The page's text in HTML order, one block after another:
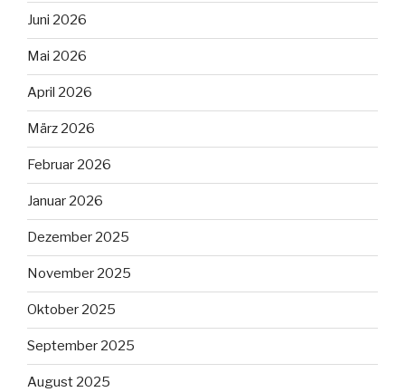
Juni 2026
Mai 2026
April 2026
März 2026
Februar 2026
Januar 2026
Dezember 2025
November 2025
Oktober 2025
September 2025
August 2025